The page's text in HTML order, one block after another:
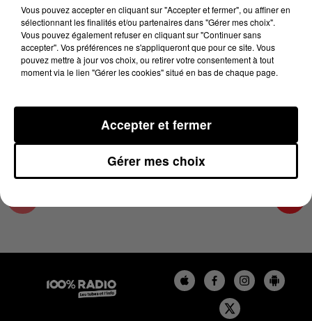
19 mars 2024 - 2 min 22 sec
LES INFOS DE L'HÉRAULT DU 19/03/2024 À
11H01
Podcasts infos de l'Hérault
Vous pouvez accepter en cliquant sur "Accepter et fermer", ou affiner en
sélectionnant les finalités et/ou partenaires dans "Gérer mes choix".
Vous pouvez également refuser en cliquant sur "Continuer sans
accepter". Vos préférences ne s'appliqueront que pour ce site. Vous
pouvez mettre à jour vos choix, ou retirer votre consentement à tout
moment via le lien "Gérer les cookies" situé en bas de chaque page.
Gérer mes choix
Accepter et fermer